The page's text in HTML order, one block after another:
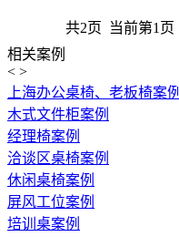
共2页 当前第1页
相关案例
< >
上海办公桌椅、老板椅案例
木式文件柜案例
经理椅案例
洽谈区桌椅案例
休闲桌椅案例
屏风工位案例
培训桌案例